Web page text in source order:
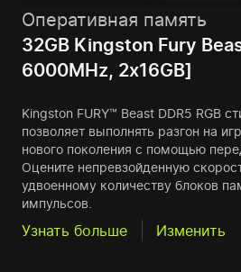
Оперативная память
32GB Kingston Fury
6000MHz, 2x16GB]
Kingston FURY™ Beast DDR5 RGB
позволяет выполнять разгон на
нового поколения с помощью
Оцените непревзойденную
удвоенному количеству блоков
импульсов.
Узнать больше Изменить